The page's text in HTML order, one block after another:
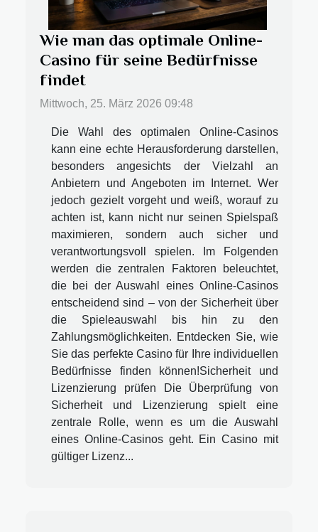
Wie man das optimale Online-
Casino für seine Bedürfnisse
findet
Mittwoch, 25. März 2026 09:48
Die Wahl des optimalen Online-Casinos
kann eine echte Herausforderung darstellen,
besonders angesichts der Vielzahl an
Anbietern und Angeboten im Internet. Wer
jedoch gezielt vorgeht und weiß, worauf zu
achten ist, kann nicht nur seinen Spielspaß
maximieren, sondern auch sicher und
verantwortungsvoll spielen. Im Folgenden
werden die zentralen Faktoren beleuchtet,
die bei der Auswahl eines Online-Casinos
entscheidend sind – von der Sicherheit über
die Spieleauswahl bis hin zu den
Zahlungsmöglichkeiten. Entdecken Sie, wie
Sie das perfekte Casino für Ihre individuellen
Bedürfnisse finden können!Sicherheit und
Lizenzierung prüfen Die Überprüfung von
Sicherheit und Lizenzierung spielt eine
zentrale Rolle, wenn es um die Auswahl
eines Online-Casinos geht. Ein Casino mit
gültiger Lizenz...